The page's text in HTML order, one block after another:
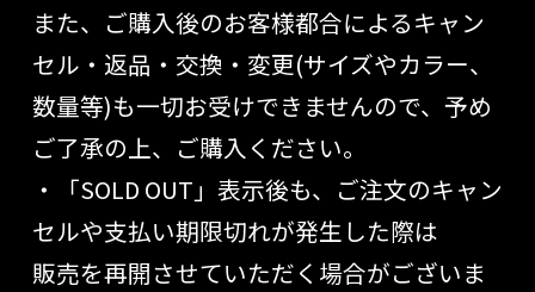
また、ご購入後のお客様都合によるキャン
セル・返品・交換・変更(サイズやカラー、
数量等)も一切お受けできませんので、予め
ご了承の上、ご購入ください。
・「SOLD OUT」表示後も、ご注文のキャン
セルや支払い期限切れが発生した際は
販売を再開させていただく場合がございま